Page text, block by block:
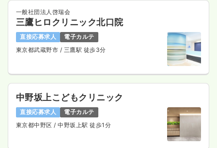
日勤のみ（パート） 一時募集休止
給与 時給1,900円〜
日曜休み
オンコールあり
ブランク可
気になる 詳細を見る
一般社団法人啓瑞会
三鷹ヒロクリニック北口院
直接応募求人
電子カルテ
東京都武蔵野市 / 三鷹駅 徒歩3分
中野坂上こどもクリニック
直接応募求人
電子カルテ
東京都中野区 / 中野坂上駅 徒歩1分